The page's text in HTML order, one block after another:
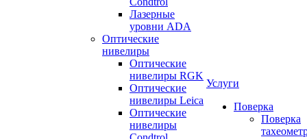
Лазерные
уровни ADA
Оптические
нивелиры
Оптические
нивелиры RGK
Оптические
нивелиры Leica
Оптические
нивелиры
Услуги
Поверка
Поверка